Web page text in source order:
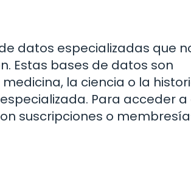
datos especializadas que
Estas bases de datos son
la ciencia o la
Para acceder a
suscripciones o